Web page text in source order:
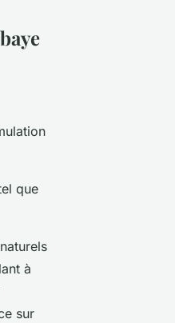
que
à
sur